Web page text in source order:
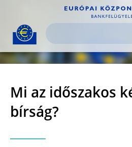
Skip to
content
Mi az időszakos
bírság?